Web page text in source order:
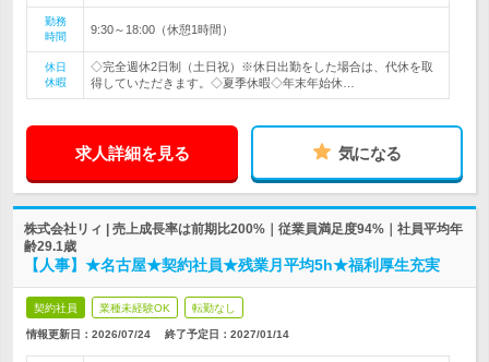
勤務
時間
9:30～18:00（休憩1時間）
休日
休暇
◇完全週休2日制（土日祝）※休日出勤をした場合は、代休を取
得していただきます。◇夏季休暇◇年末年始休…
求人詳細を見る 気になる
株式会社リィ | 売上成長率は前期比200%｜従業員満足度94%｜社員平均年
齢29.1歳
【人事】★名古屋★契約社員★残業月平均5h★福利厚生充実
契約社員 業種未経験OK 転勤なし
情報更新日：2026/07/24 終了予定日： 2027/01/14